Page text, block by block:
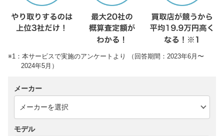
※1：本サービスで実施のアンケートより （回答期間：2023年6月〜
2024年5月）
メーカー
モデル